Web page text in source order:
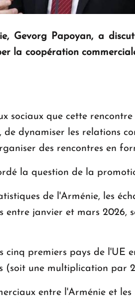
Gevorg Papoyan, a
la coopération
sociaux que cette
dynamiser les relations
des rencontres en
la question de la
de l'Arménie, les
entre janvier et mars 2026,
premiers pays de l'UE
(soit une multiplication par
entre l'Arménie et